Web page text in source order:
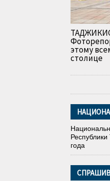
этому
столице
года